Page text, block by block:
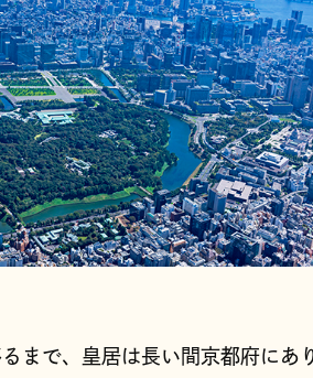
( KEYWORDS )
16post )
まで、皇居は長い間京都府にあ